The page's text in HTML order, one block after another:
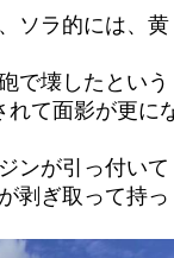
ソラ的には、黄
で壊したという
れて面影が更に
ンが引っ付いて
剥ぎ取って持っ